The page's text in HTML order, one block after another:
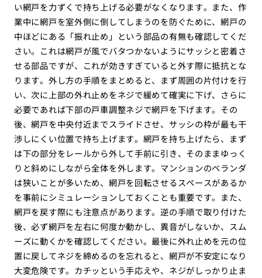
い網戸を力ずくで持ち上げる必要がなくなります。また、作
業中に網戸を室外側に倒してしまうのを防ぐために、網戸の
中ほどにある「振れ止め」という部品の有無も確認してくだ
さい。これは網戸が風でバタつかないようにサッシと密着さ
せる部品ですが、これが効きすぎていると外す際に抵抗とな
ります。外し方の手順をまとめると、まず周囲の片付けを行
い、次に上部の外れ止めをネジで緩めて確実に下げ、さらに
必要であれば下部の戸車調整ネジで網戸を下げます。その
後、網戸を中央付近までスライドさせ、サッシの枠が最も干
渉しにくい位置で持ち上げます。網戸を持ち上げたら、まず
は下の部分をレールから外して手前に引き、そのままゆっく
りと斜めにしながら全体を外します。マンションのベランダ
は狭いことが多いため、網戸を回転させるスペースがあるか
を事前にシミュレーションしておくことも重要です。また、
網戸を戻す際にも注意点があります。逆の手順で取り付けた
後、必ず網戸を左右に何度か動かし、異音がしないか、スム
ーズに動くかを確認してください。最後に外れ止めを元の位
置に戻してネジを締めるのを忘れると、網戸が不安定になり
大変危険です。カチッという手応えや、ネジがしっかり止ま